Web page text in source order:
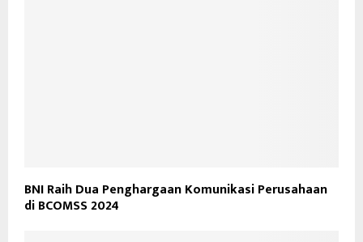
BNI Raih Dua Penghargaan Komunikasi Perusahaan
di BCOMSS 2024